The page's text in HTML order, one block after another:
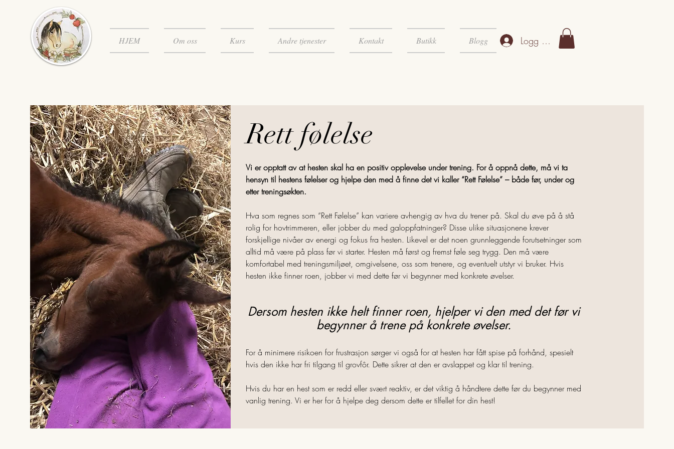
HJEM Om oss Kurs Andre tjenester Kontakt Butikk Blogg Logg inn
Rett følelse
Vi er opptatt av at hesten skal ha en positiv opplevelse under trening. For å oppnå dette, må vi ta
hensyn til hestens følelser og hjelpe den med å finne det vi kaller “Rett Følelse” – både før, under og
etter treningsøkten.
Hva som regnes som “Rett Følelse” kan variere avhengig av hva du trener på. Skal du øve på å stå
rolig for hovtrimmeren, eller jobber du med galoppfatninger? Disse ulike situasjonene krever
forskjellige nivåer av energi og fokus fra hesten. Likevel er det noen grunnleggende forutsetninger som
alltid må være på plass før vi starter. Hesten må først og fremst føle seg trygg. Den må være
komfortabel med treningsmiljøet, omgivelsene, oss som trenere, og eventuelt utstyr vi bruker. Hvis
hesten ikke finner roen, jobber vi med dette før vi begynner med konkrete øvelser.
Dersom hesten ikke helt finner roen, hjelper vi den med det før vi
begynner å trene på konkrete øvelser.
For å minimere risikoen for frustrasjon sørger vi også for at hesten har fått spise på forhånd, spesielt
hvis den ikke har fri tilgang til grovfôr. Dette sikrer at den er avslappet og klar til trening.
Hvis du har en hest som er redd eller svært reaktiv, er det viktig å håndtere dette før du begynner med
vanlig trening. Vi er her for å hjelpe deg dersom dette er tilfellet for din hest!